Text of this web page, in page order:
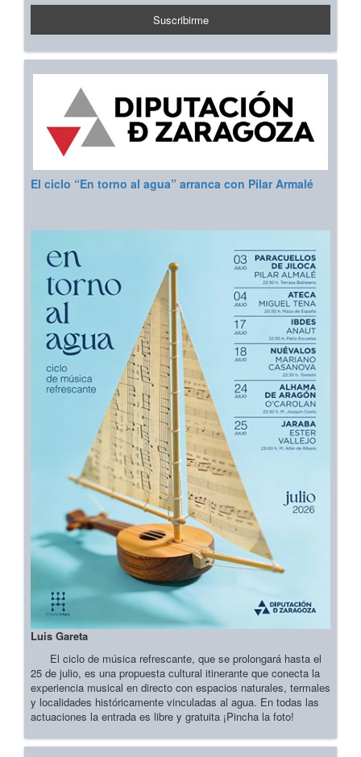
El ciclo “En torno al agua” arranca con Pilar Armalé
Luis Gareta
El ciclo de música refrescante, que se prolongará hasta el
25 de julio, es una propuesta cultural itinerante que conecta la
experiencia musical en directo con espacios naturales, termales
y localidades históricamente vinculadas al agua. En todas las
actuaciones la entrada es libre y gratuita ¡Pincha la foto!